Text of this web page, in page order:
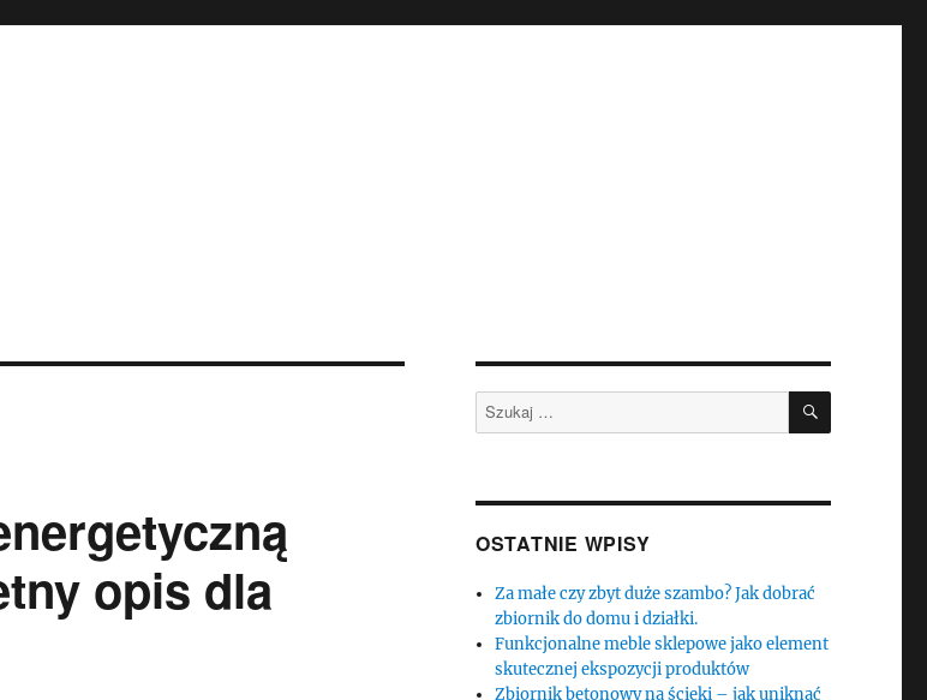
opis dla
Szukaj: SZUKAJ
OSTATNIE WPISY
Za małe czy zbyt duże szambo? Jak dobrać
zbiornik do domu i działki.
Funkcjonalne meble sklepowe jako element
skutecznej ekspozycji produktów
Zbiornik betonowy na ścieki – jak uniknąć